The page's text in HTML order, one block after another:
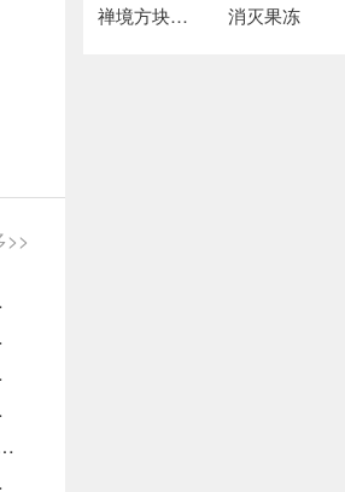
>>
攻略！
配？
攻略！
绍！
剑契约守护挑战者玩法攻略!
大全！
禅境方块高级版 消灭果冻